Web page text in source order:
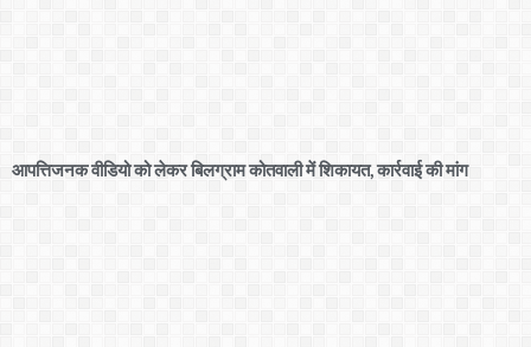
आपत्तिजनक वीडियो को लेकर बिलग्राम कोतवाली में शिकायत, कार्रवाई की मांग